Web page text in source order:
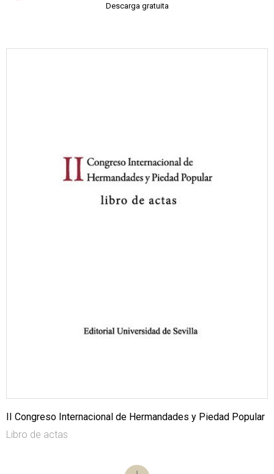
Descarga gratuita
II Congreso Internacional de Hermandades y Piedad Popular
Libro de actas